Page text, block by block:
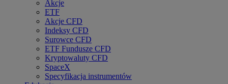
Akcje
ETF
Akcje CFD
Indeksy CFD
Surowce CFD
ETF Fundusze CFD
Kryptowaluty CFD
SpaceX
Specyfikacja instrumentów